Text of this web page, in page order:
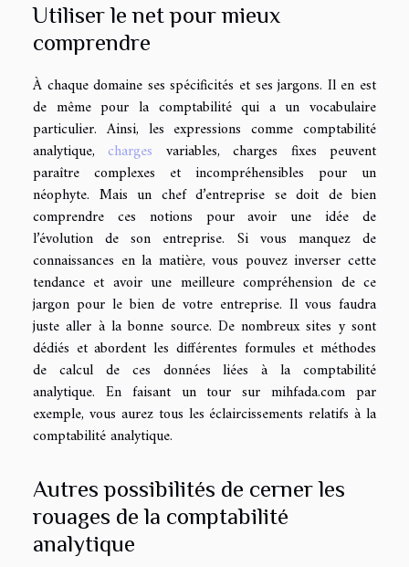
Utiliser le net pour mieux
comprendre
À chaque domaine ses spécificités et ses jargons. Il en est
de même pour la comptabilité qui a un vocabulaire
particulier. Ainsi, les expressions comme comptabilité
analytique, charges variables, charges fixes peuvent
paraître complexes et incompréhensibles pour un
néophyte. Mais un chef d’entreprise se doit de bien
comprendre ces notions pour avoir une idée de
l’évolution de son entreprise. Si vous manquez de
connaissances en la matière, vous pouvez inverser cette
tendance et avoir une meilleure compréhension de ce
jargon pour le bien de votre entreprise. Il vous faudra
juste aller à la bonne source. De nombreux sites y sont
dédiés et abordent les différentes formules et méthodes
de calcul de ces données liées à la comptabilité
analytique. En faisant un tour sur mihfada.com par
exemple, vous aurez tous les éclaircissements relatifs à la
comptabilité analytique.
Autres possibilités de cerner les
rouages de la comptabilité
analytique